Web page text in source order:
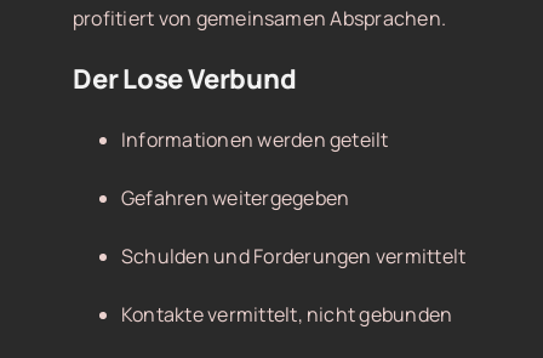
profitiert von gemeinsamen Absprachen.
Der Lose Verbund
Informationen werden geteilt
Gefahren weitergegeben
Schulden und Forderungen vermittelt
Kontakte vermittelt, nicht gebunden